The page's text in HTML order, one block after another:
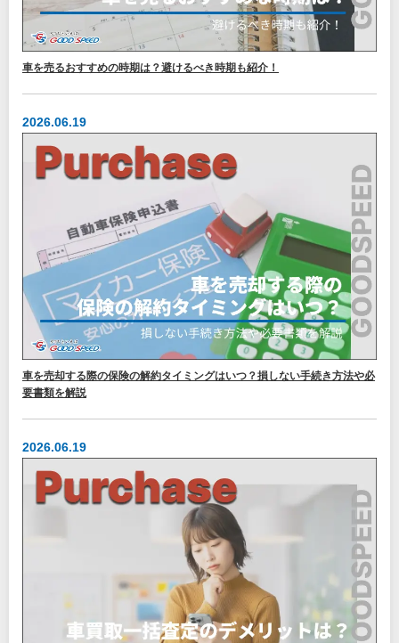
車を売るおすすめの時期は？避けるべき時期も紹介！
2026.06.19
車を売却する際の保険の解約タイミングはいつ？損しない手続き方法や必
要書類を解説
2026.06.19